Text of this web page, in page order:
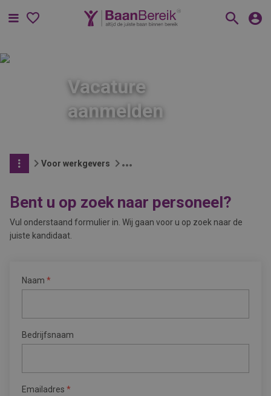
Menu
Vacature
aanmelden
Voor werkgevers
Bent u op zoek naar personeel?
Vul onderstaand formulier in. Wij gaan voor u op zoek naar de
juiste kandidaat.
Naam *
Bedrijfsnaam
Emailadres *